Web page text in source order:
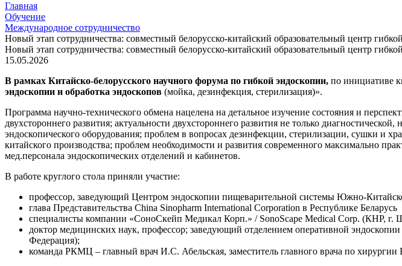
Главная
Обучение
Международное сотрудничество
Новый этап сотрудничества: совместный белорусско-китайский образовательный центр
Новый этап сотрудничества: совместный белорусско-китайский образовательный центр
15.05.2026
В рамках Китайско-белорусского научного форума по гибкой эндоскопии, по инициативе
эндоскопии и обработка эндоскопов (мойка, дезинфекция, стерилизация)».
Программа научно-технического обмена нацелена на детальное изучение состояния и
двухстороннего развития; актуальности двухстороннего развития не только
эндоскопического оборудования; проблем в вопросах дезинфекции, стерилизации, сушки и
китайского производства; проблем необходимости и развития современного максимально
мед.персонала эндоскопических отделений и кабинетов.
В работе круглого стола приняли участие:
профессор, заведующий Центром эндоскопии пищеварительной системы Южно-
глава Представительства China Sinopharm International Corporation в Республике Беларусь
специалисты компании «СоноСкейп Медикал Корп.» / SonoScape Medical Corp. (КНР, г.
доктор медицинских наук, профессор; заведующий отделением оперативной
Федерация);
команда РКМЦ – главный врач И.С. Абельская, заместитель главного врача по